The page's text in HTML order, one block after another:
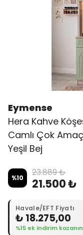
Eymense
Hera Kahve
Camlı Çok
Yeşil Bej
%10 23.889 ₺
21.500 ₺
Havale/EFT Fiyatı
₺ 18.275,00
%15 ek indirim kazanın